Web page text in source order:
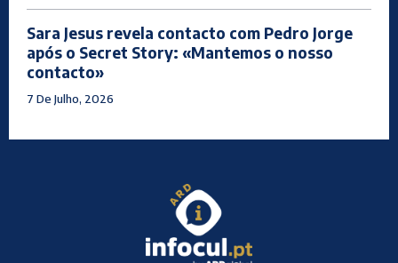
Sara Jesus revela contacto com Pedro Jorge
após o Secret Story: «Mantemos o nosso
contacto»
7 De Julho, 2026